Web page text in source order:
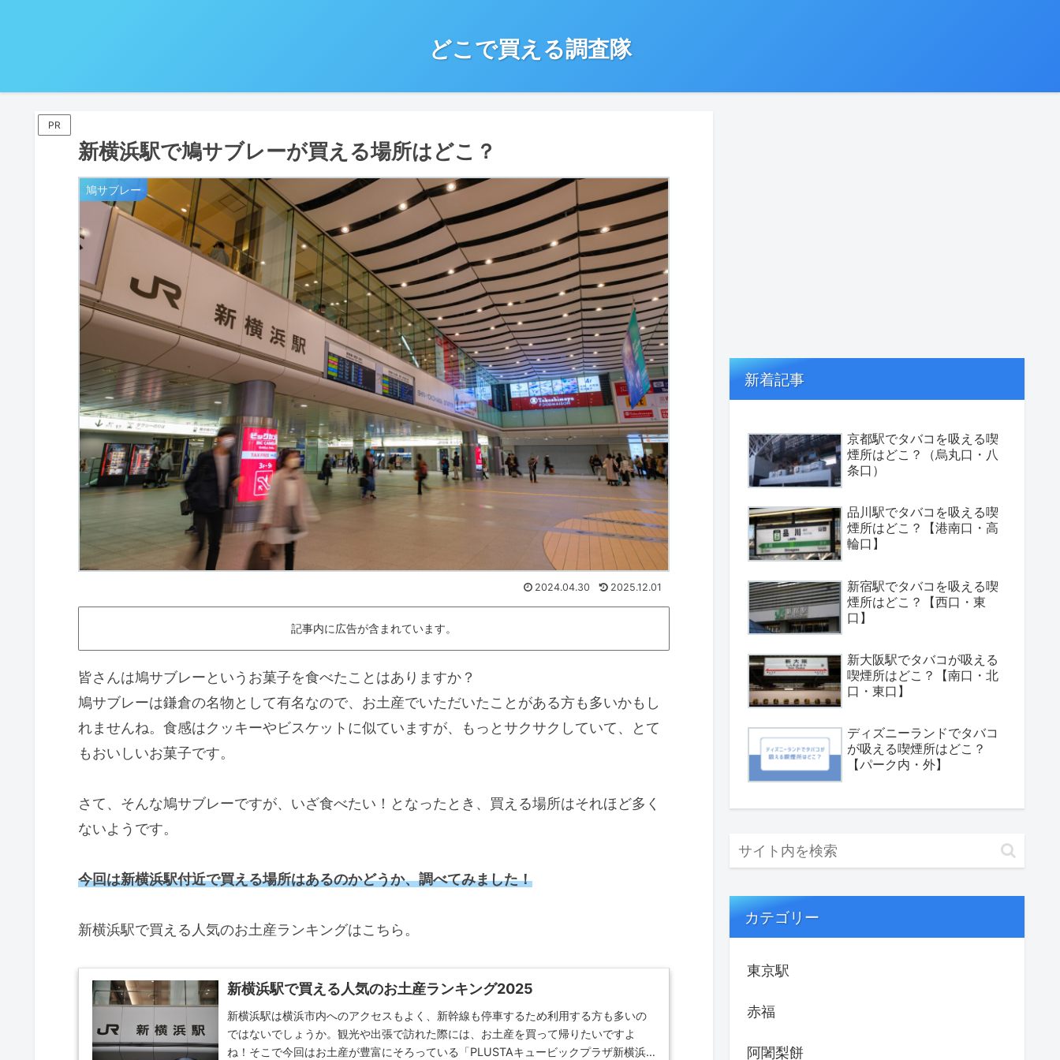
どこで買える調査隊
PR
新横浜駅で鳩サブレーが買える場所はどこ？
鳩サブレー
2024.04.30 2025.12.01
記事内に広告が含まれています。
皆さんは鳩サブレーというお菓子を食べたことはありますか？
鳩サブレーは鎌倉の名物として有名なので、お土産でいただいたことがある方も多いかもし
れませんね。食感はクッキーやビスケットに似ていますが、もっとサクサクしていて、とて
もおいしいお菓子です。
さて、そんな鳩サブレーですが、いざ食べたい！となったとき、買える場所はそれほど多く
ないようです。
今回は新横浜駅付近で買える場所はあるのかどうか、調べてみました！
新横浜駅で買える人気のお土産ランキングはこちら。
新横浜駅で買える人気のお土産ランキング2025
新横浜駅は横浜市内へのアクセスもよく、新幹線も停車するため利用する方も多いの
ではないでしょうか。観光や出張で訪れた際には、お土産を買って帰りたいですよ
ね！そこで今回はお土産が豊富にそろっている「PLUSTAキュービックプラザ新横浜
新着記事
京都駅でタバコを吸える喫
煙所はどこ？（烏丸口・八
条口）
品川駅でタバコを吸える喫
煙所はどこ？【港南口・高
輪口】
新宿駅でタバコを吸える喫
煙所はどこ？【西口・東
口】
新大阪駅でタバコが吸える
喫煙所はどこ？【南口・北
口・東口】
ディズニーランドでタバコ
が吸える喫煙所はどこ？
【パーク内・外】
カテゴリー
東京駅
赤福
阿闍梨餅